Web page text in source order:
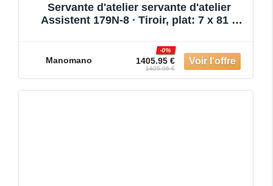
Servante d'atelier servante d'atelier
Assistent 179N-8 ∙ Tiroir, plat: 7 x 81 x
Manomano 1405.95 €
-0%
1405.96 €